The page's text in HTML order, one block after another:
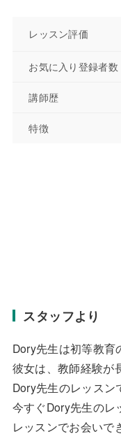
レッスン評価
お気に入り登録者数
講師歴
特徴
スタッフより
Dory先生は初等教育
彼女は、教師経験が
Dory先生のレッスン
今すぐDory先生のレ
レッスンでお会いで